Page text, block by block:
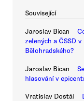
Související
Jaroslav Bican
zelených a ČSSD
Bělohradského?
Jaroslav Bican
hlasování v
Vratislav Dostál